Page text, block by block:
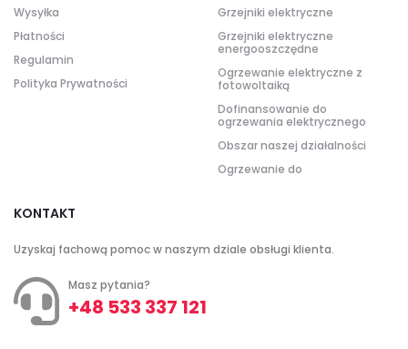
Wysyłka
Płatności
Regulamin
Polityka Prywatności
Grzejniki elektryczne
Grzejniki elektryczne
energooszczędne
Ogrzewanie elektryczne z
fotowoltaiką
Dofinansowanie do
ogrzewania elektrycznego
Obszar naszej działalności
Ogrzewanie do
KONTAKT
Uzyskaj fachową pomoc w naszym dziale obsługi klienta.
Masz pytania?
+48 533 337 121